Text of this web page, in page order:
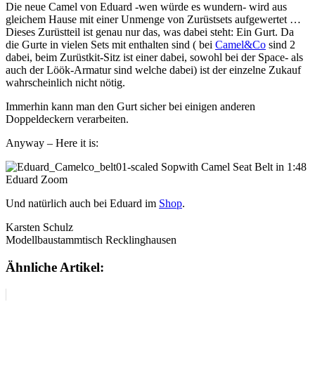
Die neue Camel von Eduard -wen würde es wundern- wird aus
gleichem Hause mit einer Unmenge von Zurüstsets aufgewertet …
Dieses Zurüstteil ist genau nur das, was dabei steht: Ein Gurt. Da
die Gurte in vielen Sets mit enthalten sind ( bei Camel&Co sind 2
dabei, beim Zurüstkit-Sitz ist einer dabei, sowohl bei der Space- als
auch der Löök-Armatur sind welche dabei) ist der einzelne Zukauf
wahrscheinlich nicht nötig.
Immerhin kann man den Gurt sicher bei einigen anderen
Doppeldeckern verarbeiten.
Anyway – Here it is:
Und natürlich auch bei Eduard im Shop.
Karsten Schulz
Modellbaustammtisch Recklinghausen
Ähnliche Artikel: